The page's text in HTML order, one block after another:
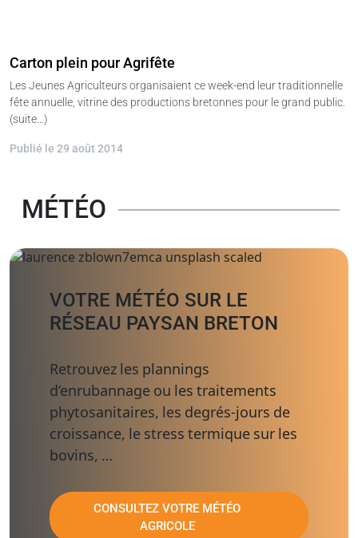
Carton plein pour Agrifête
Les Jeunes Agriculteurs organisaient ce week-end leur traditionnelle
fête annuelle, vitrine des productions bretonnes pour le grand public.
(suite…)
Publié le 29 août 2014
MÉTÉO
VOTRE MÉTÉO SUR LE
RÉSEAU PAYSAN BRETON
Retrouvez les plannings
d’enrubannage ou les traitements
phytosanitaires, les degrés-jours de
croissance, le stress termique sur les
bovins, …
CONSULTEZ VOTRE MÉTÉO
AGRICOLE